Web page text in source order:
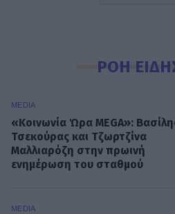
ΡΟΗ
MEDIA
«Κοινωνία Ώρα MEGA»:
Τσεκούρας και Τζωρτζίνα
Μαλλιαρόζη στην πρωινή
ενημέρωση του σταθμού
MEDIA